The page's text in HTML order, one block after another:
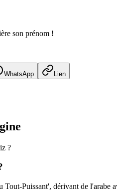
son prénom !
WhatsApp Lien
?
Puissant', dérivant de